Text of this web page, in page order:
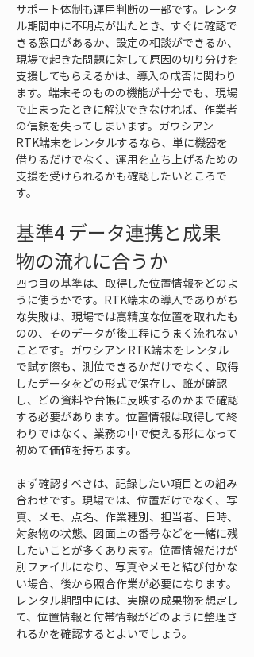
サポート体制も運用判断の一部です。レンタ
ル期間中に不明点が出たとき、すぐに確認で
きる窓口があるか、設定の相談ができるか、
現場で起きた問題に対して原因の切り分けを
支援してもらえるかは、導入の成否に関わり
ます。端末そのものの機能が十分でも、現場
で止まったときに解決できなければ、作業者
の信頼を失ってしまいます。ガウシアン
RTK端末をレンタルするなら、単に機器を
借りるだけでなく、運用を立ち上げるための
支援を受けられるかも確認したいところで
す。
基準4 データ連携と成果
物の流れに合うか
四つ目の基準は、取得した位置情報をどのよ
うに使うかです。RTK端末の導入でありがち
な失敗は、現場では高精度な位置を取れたも
のの、そのデータが後工程にうまく流れない
ことです。ガウシアン RTK端末をレンタル
で試す際も、測位できるかだけでなく、取得
したデータをどの形式で保存し、誰が確認
し、どの資料や台帳に反映するのかまで確認
する必要があります。位置情報は取得して終
わりではなく、業務の中で使える形になって
初めて価値を持ちます。
まず確認すべきは、記録したい項目との組み
合わせです。現場では、位置だけでなく、写
真、メモ、点名、作業種別、担当者、日時、
対象物の状態、図面上の番号などを一緒に残
したいことが多くあります。位置情報だけが
別ファイルになり、写真やメモと結び付かな
い場合、後から照合作業が必要になります。
レンタル期間中には、実際の成果物を想定し
て、位置情報と付帯情報がどのように整理さ
れるかを確認するとよいでしょう。